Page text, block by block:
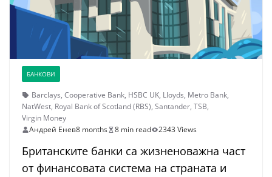
БАНКОВИ
Barclays, Cooperative Bank, HSBC UK, Lloyds, Metro Bank,
NatWest, Royal Bank of Scotland (RBS), Santander, TSB,
Virgin Money
Андрей Енев8 months 8 min read 2343 Views
Британските банки са жизненоважна част
от финансовата система на страната и